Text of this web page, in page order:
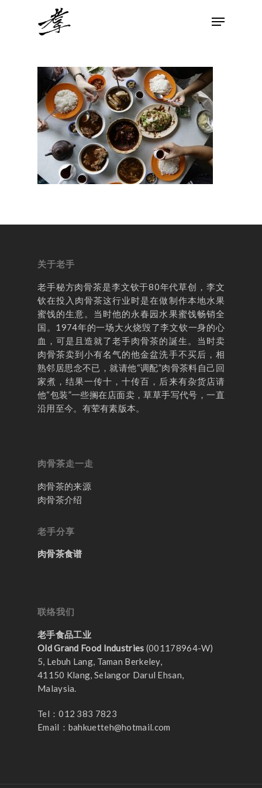
Hit enter to search or ESC to close
关于老手
老手秘方肉骨茶是李文钦于80年代草创，李文
钦在投入肉骨茶这行业时是在做制作本地水果
蜜饯的生意。当时他的永春园水果蜜饯畅销全
国。1974年的一场大火烧毁了李文钦一身的心
血，可是且造就了老手肉骨茶的誕生。当时卖
肉骨茶卖到小有名气的他金盆洗手不买后，相
熟邻居思念不已，就请他“调配”肉骨茶料自己回
家煮，结果一传十，十传百，后来有杂货店请
他“包装”一些搁在店面卖，草草手写代号，一直
沿用至今。有荤有素版本。
肉骨茶走一走
肉骨茶的来源
肉骨茶介绍
老手分享
肉骨茶食谱
联络我们
老手食品工业
Old Grand Food Industries (001178964-W)
5, Lebuh Lang, Taman Berkeley,
41150 Klang, Selangor Darul Ehsan,
Malaysia.
Tel：012 383 7823
Email： bahkuetteh@hotmail.com
首页
老手秘方历程
肉骨茶走一走